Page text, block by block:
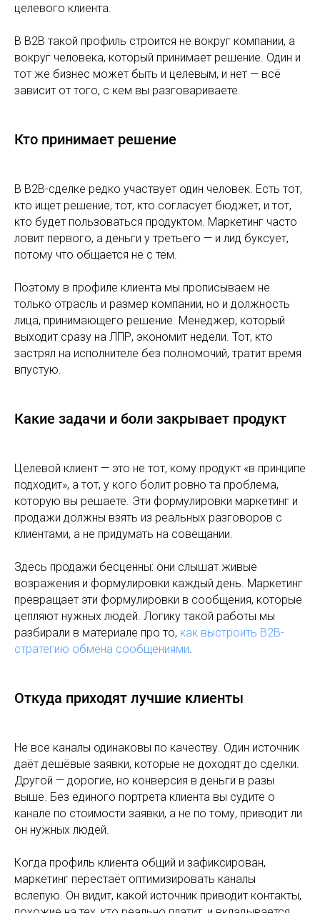
целевого клиента.
В B2B такой профиль строится не вокруг компании, а
вокруг человека, который принимает решение. Один и
тот же бизнес может быть и целевым, и нет — всё
зависит от того, с кем вы разговариваете.
Кто принимает решение
В B2B-сделке редко участвует один человек. Есть тот,
кто ищет решение, тот, кто согласует бюджет, и тот,
кто будет пользоваться продуктом. Маркетинг часто
ловит первого, а деньги у третьего — и лид буксует,
потому что общается не с тем.
Поэтому в профиле клиента мы прописываем не
только отрасль и размер компании, но и должность
лица, принимающего решение. Менеджер, который
выходит сразу на ЛПР, экономит недели. Тот, кто
застрял на исполнителе без полномочий, тратит время
впустую.
Какие задачи и боли закрывает продукт
Целевой клиент — это не тот, кому продукт «в принципе
подходит», а тот, у кого болит ровно та проблема,
которую вы решаете. Эти формулировки маркетинг и
продажи должны взять из реальных разговоров с
клиентами, а не придумать на совещании.
Здесь продажи бесценны: они слышат живые
возражения и формулировки каждый день. Маркетинг
превращает эти формулировки в сообщения, которые
цепляют нужных людей. Логику такой работы мы
разбирали в материале про то, как выстроить B2B-
стратегию обмена сообщениями.
Откуда приходят лучшие клиенты
Не все каналы одинаковы по качеству. Один источник
даёт дешёвые заявки, которые не доходят до сделки.
Другой — дорогие, но конверсия в деньги в разы
выше. Без единого портрета клиента вы судите о
канале по стоимости заявки, а не по тому, приводит ли
он нужных людей.
Когда профиль клиента общий и зафиксирован,
маркетинг перестаёт оптимизировать каналы
вслепую. Он видит, какой источник приводит контакты,